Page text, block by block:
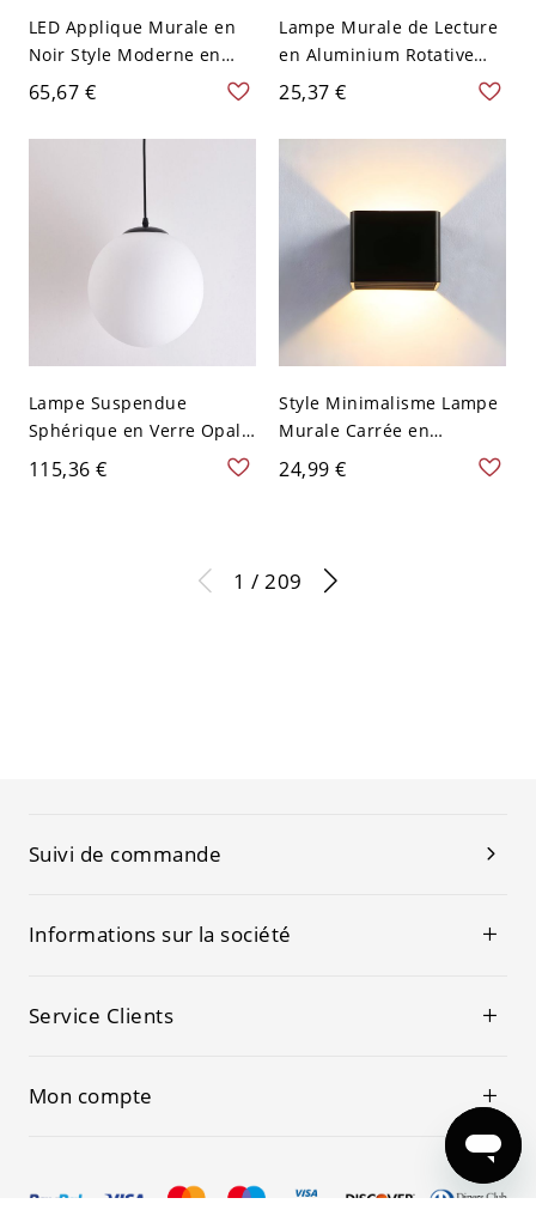
LED Applique Murale en
Noir Style Moderne en
Forme de Ligne Lampe
120 V 50,8 cm Chaud
65,67 €
Lampe Murale de Lecture
en Aluminium Rotative
avec Tube Monté au Mur,
Chromé Simpliste sans
Blanche
25,37 €
Lampe Suspendue
Sphérique en Verre Opale
Dépoli à 1 Tête
Suspension avec Tige
115,36 €
Style Minimalisme Lampe
Murale Carrée en
Acrylique Applique
Murale Intérieure à 1
24,99 €
1 / 209
Suivi de commande
Informations sur la société
Service Clients
Mon compte